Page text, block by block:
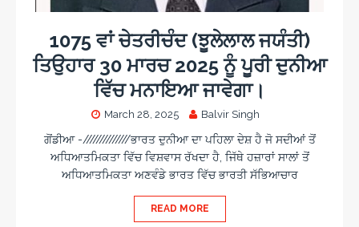
1075 ਵਾਂ ਚੇਤਰੀਚੰਦ (ਝੂਲੇਲਾਲ ਜਯੰਤੀ)
ਤਿਉਹਾਰ 30 ਮਾਰਚ 2025 ਨੂੰ ਪੂਰੀ ਦੁਨੀਆ
ਵਿੱਚ ਮਨਾਇਆ ਜਾਵੇਗਾ।
March 28, 2025 Balvir Singh
ਗੋਂਡੀਆ -//////////////ਭਾਰਤ ਦੁਨੀਆ ਦਾ ਪਹਿਲਾ ਦੇਸ਼ ਹੈ ਜੋ ਸਦੀਆਂ ਤੋਂ
ਅਧਿਆਤਮਿਕਤਾ ਵਿੱਚ ਵਿਸ਼ਵਾਸ ਰੱਖਦਾ ਹੈ, ਜਿੱਥੇ ਹਜ਼ਾਰਾਂ ਸਾਲਾਂ ਤੋਂ
ਅਧਿਆਤਮਿਕਤਾ ਅਣਵੰਡੇ ਭਾਰਤ ਵਿੱਚ ਭਾਰਤੀ ਸੱਭਿਆਚਾਰ
READ MORE